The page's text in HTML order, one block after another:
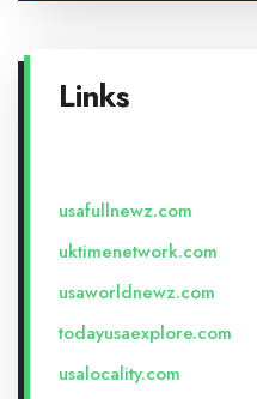
Links
usafullnewz.com
uktimenetwork.com
usaworldnewz.com
todayusaexplore.com
usalocality.com